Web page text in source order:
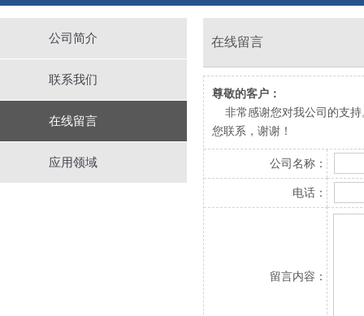
公司简介
联系我们
在线留言
应用领域
在线留言
尊敬的客户：
非常感谢您对我公司的支持
您联系，谢谢！
公司名称：
电话：
留言内容：